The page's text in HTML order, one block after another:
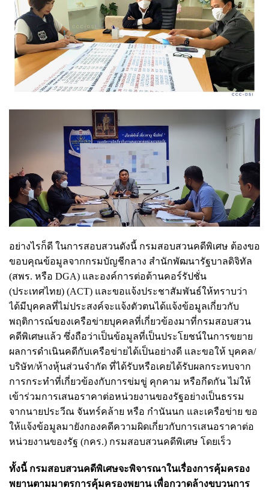
อย่างไรก็ดี ในการสอบสวนดังนี้ กรมสอบสวนคดีพิเศษ ต้องขอ
ขอบคุณข้อมูลจากกรมบัญชีกลาง สำนักพัฒนารัฐบาลดิจิทัล
(สพร. หรือ DGA) และองค์การต่อต้านคอร์รัปชั่น
(ประเทศไทย) (ACT) และขอแจ้งประชาสัมพันธ์ให้ทราบว่า
ได้มีบุคคลที่ไม่ประสงค์จะแจ้งตัวตนได้แจ้งข้อมูลเกี่ยวกับ
พฤติการณ์ของเครือข่ายบุคคลที่เกี่ยวข้องมาที่กรมสอบสวน
คดีพิเศษแล้ว ซึ่งถือว่าเป็นข้อมูลที่เป็นประโยชน์ในการขยาย
ผลการดำเนินคดีกับเครือข่ายได้เป็นอย่างดี และขอให้ บุคคล/
บริษัท/ห้างหุ้นส่วนจำกัด ที่ได้รับหรือเคยได้รับผลกระทบจาก
การกระทำที่เกี่ยวข้องกับการข่มขู่ คุกคาม หรือกีดกัน ไม่ให้
เข้าร่วมการเสนอราคาต่อหน่วยงานของรัฐอย่างเป็นธรรม
จากนายประวีณ จันทร์คล้าย หรือ กำนันนก และเครือข่าย ขอ
ให้แจ้งข้อมูลมายังกองคดีความผิดเกี่ยวกับการเสนอราคาต่อ
หน่วยงานของรัฐ (กคร.) กรมสอบสวนคดีพิเศษ โดยเร็ว
ทั้งนี้ กรมสอบสวนคดีพิเศษจะพิจารณาในเรื่องการคุ้มครอง
พยานตามมาตรการคุ้มครองพยาน เพื่อกวาดล้างขบวนการ